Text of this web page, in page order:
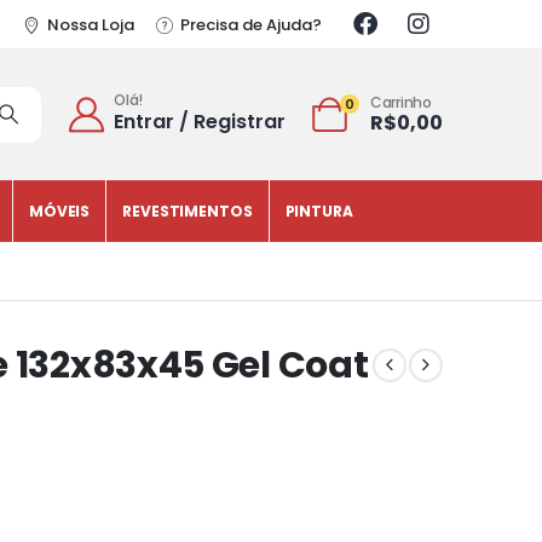
Nossa Loja Precisa de Ajuda?
Olá!
Entrar / Registrar
0 Carrinho
R$0,00
MÓVEIS REVESTIMENTOS PINTURA
Gel Coat